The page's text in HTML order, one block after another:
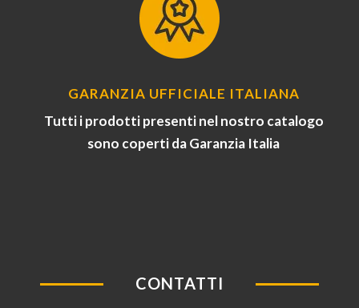
GARANZIA UFFICIALE ITALIANA
Tutti i prodotti presenti nel nostro catalogo
sono coperti da Garanzia Italia
CONTATTI